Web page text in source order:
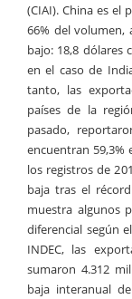
(CIAI). China es el
66% del volumen,
bajo: 18,8 dólares
en el caso de
tanto, las
países de la
pasado,
encuentran
los registros de
baja tras el
muestra algunos
diferencial según
INDEC, las
sumaron 4.312
baja interanual